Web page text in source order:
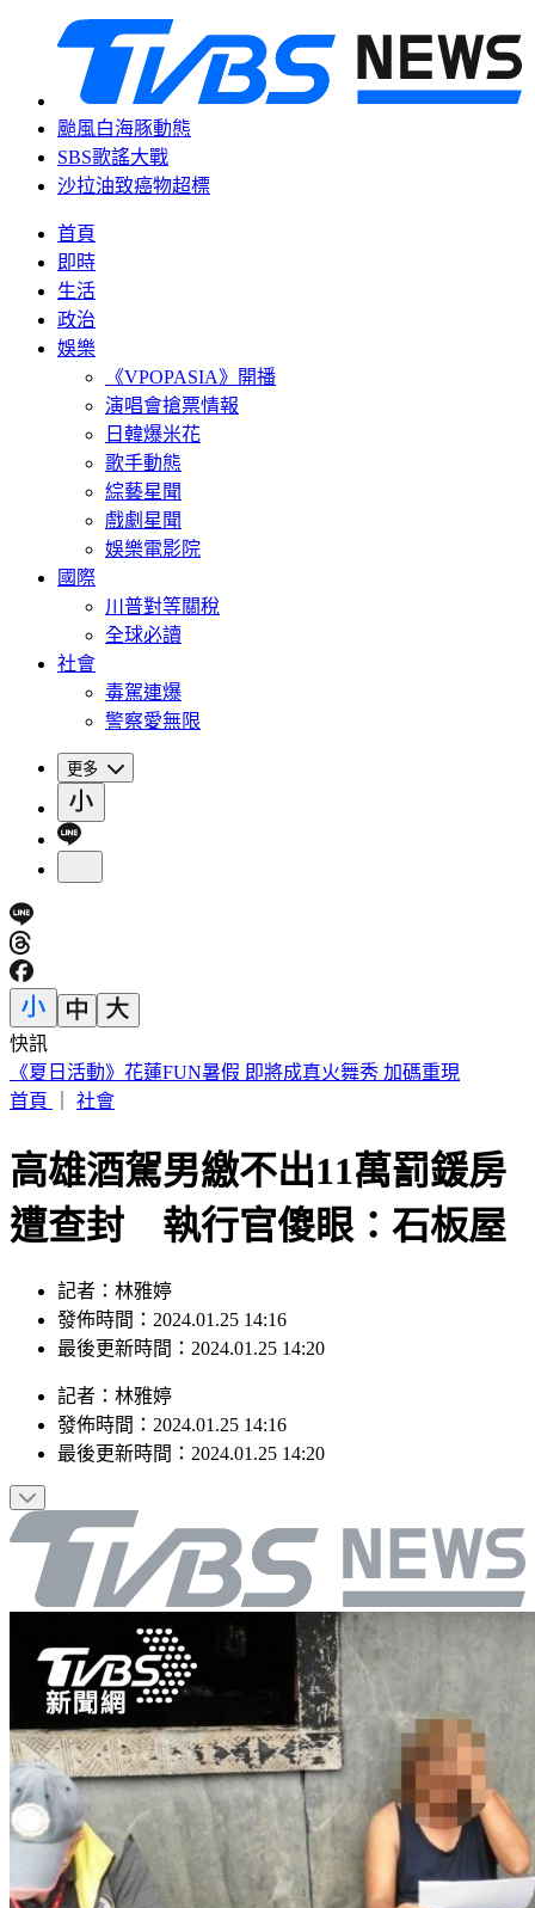
颱風白海豚動態
SBS歌謠大戰
沙拉油致癌物超標
首頁
即時
生活
政治
娛樂
《VPOPASIA》開播
演唱會搶票情報
日韓爆米花
歌手動態
綜藝星聞
戲劇星聞
娛樂電影院
國際
川普對等關稅
全球必讀
社會
毒駕連爆
警察愛無限
更多
快訊
台股8月「發錢潮」！341檔狂撒4257億股利「廣達最香」
首頁
社會
高雄酒駕男繳不出11萬罰鍰房
遭查封 執行官傻眼：石板屋
記者：林雅婷
發佈時間：2024.01.25 14:16
最後更新時間：2024.01.25 14:20
記者 ： 林雅婷
發佈時間： 2024.01.25 14:16
最後更新時間： 2024.01.25 14:20